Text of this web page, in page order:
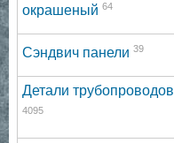
окрашеный 64
Сэндвич панели 39
Детали трубопроводов
4095